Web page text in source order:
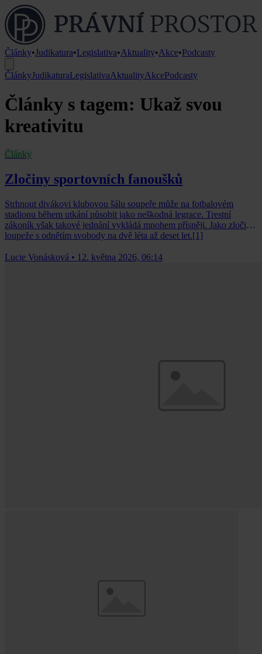
Články•Judikatura•Legislativa•Aktuality•Akce•Podcasty
ČlánkyJudikaturaLegislativaAktualityAkcePodcasty
Články s tagem: Ukaž svou
kreativitu
Články
Zločiny sportovních fanoušků
Strhnout divákovi klubovou šálu soupeře může na fotbalovém
stadionu během utkání působit jako neškodná legrace. Trestní
zákoník však takové jednání vykládá mnohem přísněji. Jako zločin
loupeže s odnětím svobody na dvě léta až deset let.[1]
Lucie Vonásková • 12. května 2026, 06:14